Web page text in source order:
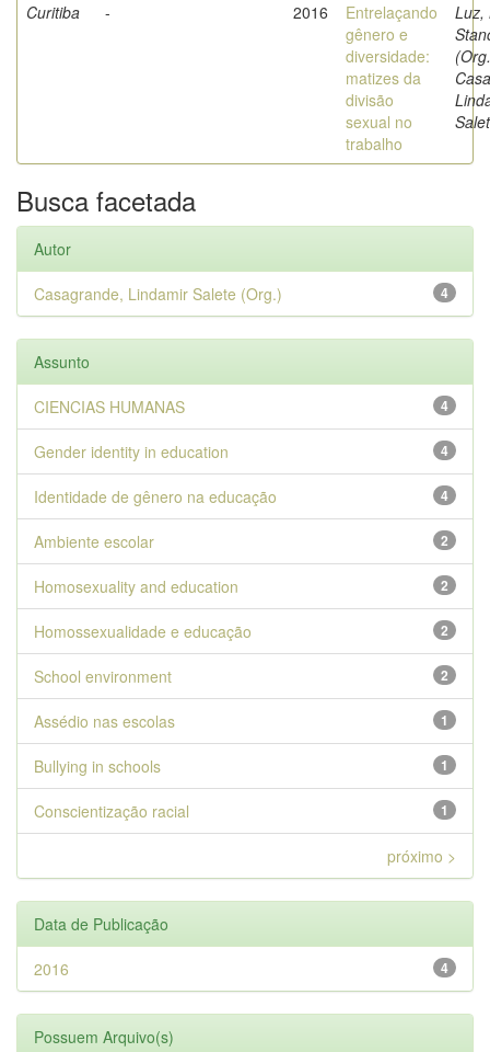
Curitiba
- 2016
Entrelaçando
gênero e
diversidade:
matizes da
divisão
sexual no
trabalho
Luz,
Busca facetada
Autor
4
Casagrande, Lindamir Salete (Org.)
Assunto
4
CIENCIAS HUMANAS
4
Gender identity in education
4
Identidade de gênero na educação
2
Ambiente escolar
2
Homosexuality and education
2
Homossexualidade e educação
2
School environment
1
Assédio nas escolas
1
Bullying in schools
1
Conscientização racial
próximo >
Data de Publicação
4
2016
Possuem Arquivo(s)